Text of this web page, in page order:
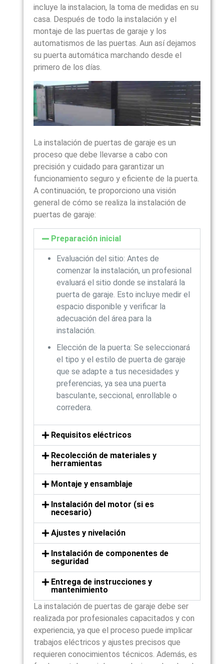
incluye la instalacion, la toma de medidas en su
casa. Después de todo la instalación y el
montaje de las puertas de garaje y los
automatismos de las puertas. Aun así dejamos
su puerta automática marchando desde el
primero de los días.
La instalación de puertas de garaje es un
proceso que debe llevarse a cabo con
precisión y cuidado para garantizar un
funcionamiento seguro y eficiente de la puerta.
A continuación, te proporciono una visión
general de cómo se realiza la instalación de
puertas de garaje:
Preparación inicial
Evaluación del sitio: Antes de
comenzar la instalación, un profesional
evaluará el sitio donde se instalará la
puerta de garaje. Esto incluye medir el
espacio disponible y verificar la
adecuación del área para la
instalación.
Elección de la puerta: Se seleccionará
el tipo y el estilo de puerta de garaje
que se adapte a tus necesidades y
preferencias, ya sea una puerta
basculante, seccional, enrollable o
corredera.
Requisitos eléctricos
Recolección de materiales y
herramientas
Montaje y ensamblaje
Instalación del motor (si es
necesario)
Ajustes y nivelación
Instalación de componentes de
seguridad
Entrega de instrucciones y
mantenimiento
La instalación de puertas de garaje debe ser
realizada por profesionales capacitados y con
experiencia, ya que el proceso puede implicar
trabajos eléctricos y ajustes precisos que
requieren conocimientos técnicos. Además, es